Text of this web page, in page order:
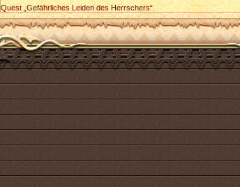
Quest „Gefährliches Leiden des Herrschers“.